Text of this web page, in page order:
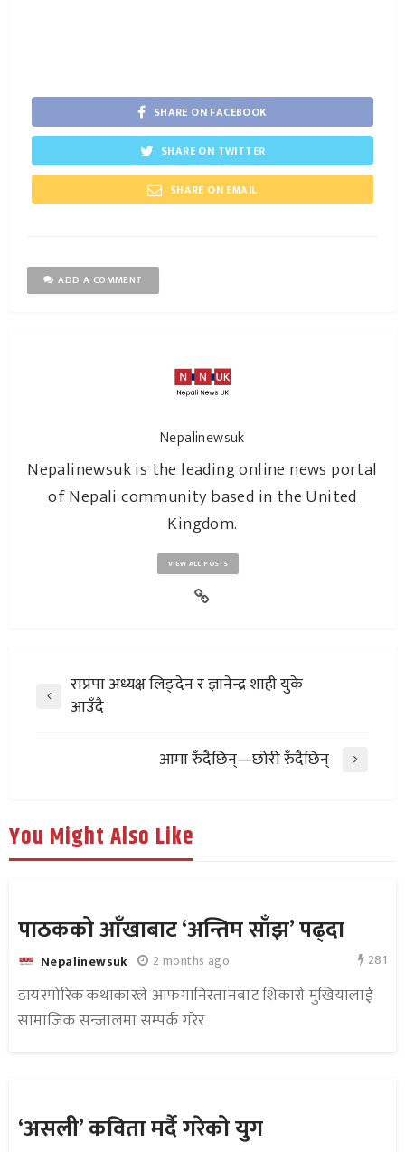
SHARE ON FACEBOOK
SHARE ON TWITTER
SHARE ON EMAIL
ADD A COMMENT
Nepalinewsuk
Nepalinewsuk is the leading online news portal
of Nepali community based in the United
Kingdom.
VIEW ALL POSTS
राप्रपा अध्यक्ष लिङ्देन र ज्ञानेन्द्र शाही युके
आउँदै
आमा रुँदैछिन्—छोरी रुँदैछिन्
You Might Also Like
पाठकको आँखाबाट ‘अन्तिम साँझ’ पढ्दा
Nepalinewsuk 2 months ago 281
डायस्पोरिक कथाकारले आफगानिस्तानबाट शिकारी मुखियालाई
सामाजिक सन्जालमा सम्पर्क गरेर
‘असली’ कविता मर्दै गरेको युग